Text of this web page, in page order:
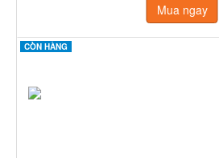
Mua ngay
CÒN HÀNG